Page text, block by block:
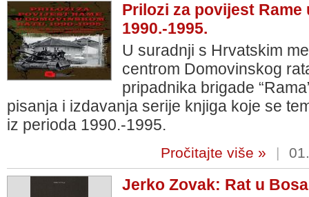
Prilozi za povijest
1990.-1995.
U suradnji s Hrvatskim
centrom Domovinskog
pripadnika brigade
pisanja i izdavanja serije knjiga koje se
iz perioda 1990.-1995.
Pročitajte više » |
Jerko Zovak: Rat u